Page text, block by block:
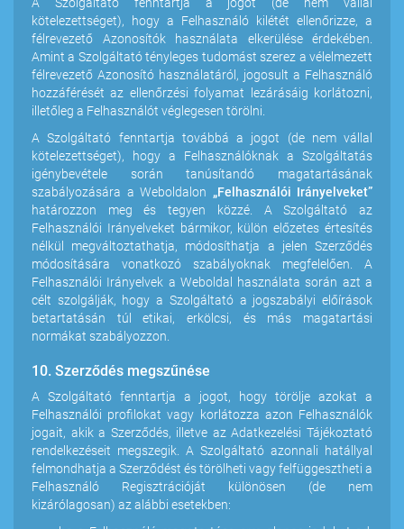
kötelezettséget), hogy a Felhasználó kilétét ellenőrizze, a
félrevezető Azonosítók használata elkerülése érdekében.
Amint a Szolgáltató tényleges tudomást szerez a vélelmezett
félrevezető Azonosító használatáról, jogosult a Felhasználó
hozzáférését az ellenőrzési folyamat lezárásáig korlátozni,
illetőleg a Felhasználót véglegesen törölni.
A Szolgáltató fenntartja továbbá a jogot (de nem vállal
kötelezettséget), hogy a Felhasználóknak a Szolgáltatás
igénybevétele során tanúsítandó magatartásának
szabályozására a Weboldalon „Felhasználói Irányelveket”
határozzon meg és tegyen közzé. A Szolgáltató az
Felhasználói Irányelveket bármikor, külön előzetes értesítés
nélkül megváltoztathatja, módosíthatja a jelen Szerződés
módosítására vonatkozó szabályoknak megfelelően. A
Felhasználói Irányelvek a Weboldal használata során azt a
célt szolgálják, hogy a Szolgáltató a jogszabályi előírások
betartatásán túl etikai, erkölcsi, és más magatartási
normákat szabályozzon.
10. Szerződés megszűnése
A Szolgáltató fenntartja a jogot, hogy törölje azokat a
Felhasználói profilokat vagy korlátozza azon Felhasználók
jogait, akik a Szerződés, illetve az Adatkezelési Tájékoztató
rendelkezéseit megszegik. A Szolgáltató azonnali hatállyal
felmondhatja a Szerződést és törölheti vagy felfüggesztheti a
Felhasználó Regisztrációját különösen (de nem
kizárólagosan) az alábbi esetekben: